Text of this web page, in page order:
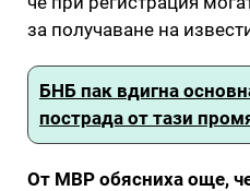
за получаване на
БНБ пак вдигна
пострада от тази
От МВР обясниха още,